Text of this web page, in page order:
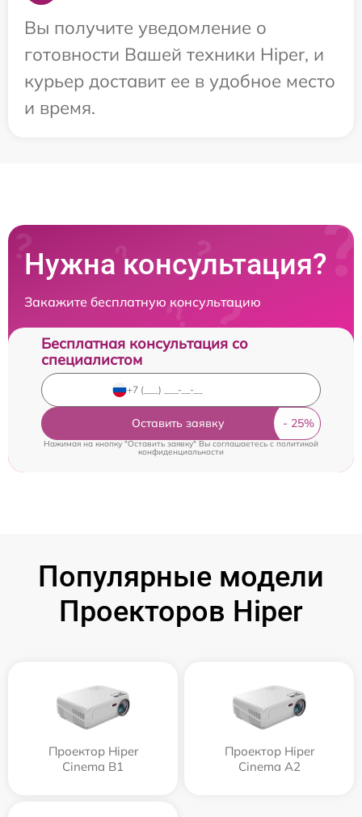
Вы получите уведомление о
готовности Вашей техники Hiper, и
курьер доставит ее в удобное место
и время.
Нужна консультация?
Закажите бесплатную консультацию
Бесплатная консультация со
специалистом
Оставить заявку
Нажимая на кнопку "Оставить заявку" Вы соглашаетесь cполитикой
конфиденциальности
Популярные модели
Проекторов Hiper
Проектор Hiper
Cinema B1
Проектор Hiper
Cinema A2